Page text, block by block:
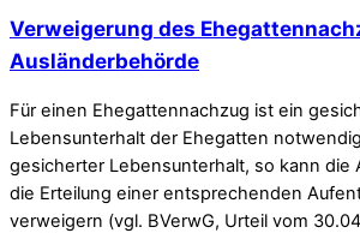
Verweigerung des
Ausländerbehörde
Für einen Ehegattennachzug ist ein
Lebensunterhalt der Ehegatten
gesicherter Lebensunterhalt, so kann die
die Erteilung einer entsprechenden
verweigern (vgl. BVerwG, Urteil vom